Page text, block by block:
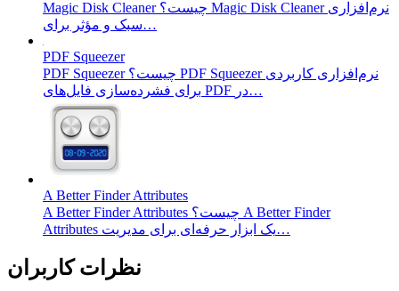
Magic Disk Cleaner چیست؟ Magic Disk Cleaner نرم‌افزاری
سبک و مؤثر برای…
PDF Squeezer
PDF Squeezer چیست؟ PDF Squeezer نرم‌افزاری کاربردی
برای فشرده‌سازی فایل‌های PDF در…
A Better Finder Attributes
A Better Finder Attributes چیست؟ A Better Finder
Attributes یک ابزار حرفه‌ای برای مدیریت…
نظرات کاربران